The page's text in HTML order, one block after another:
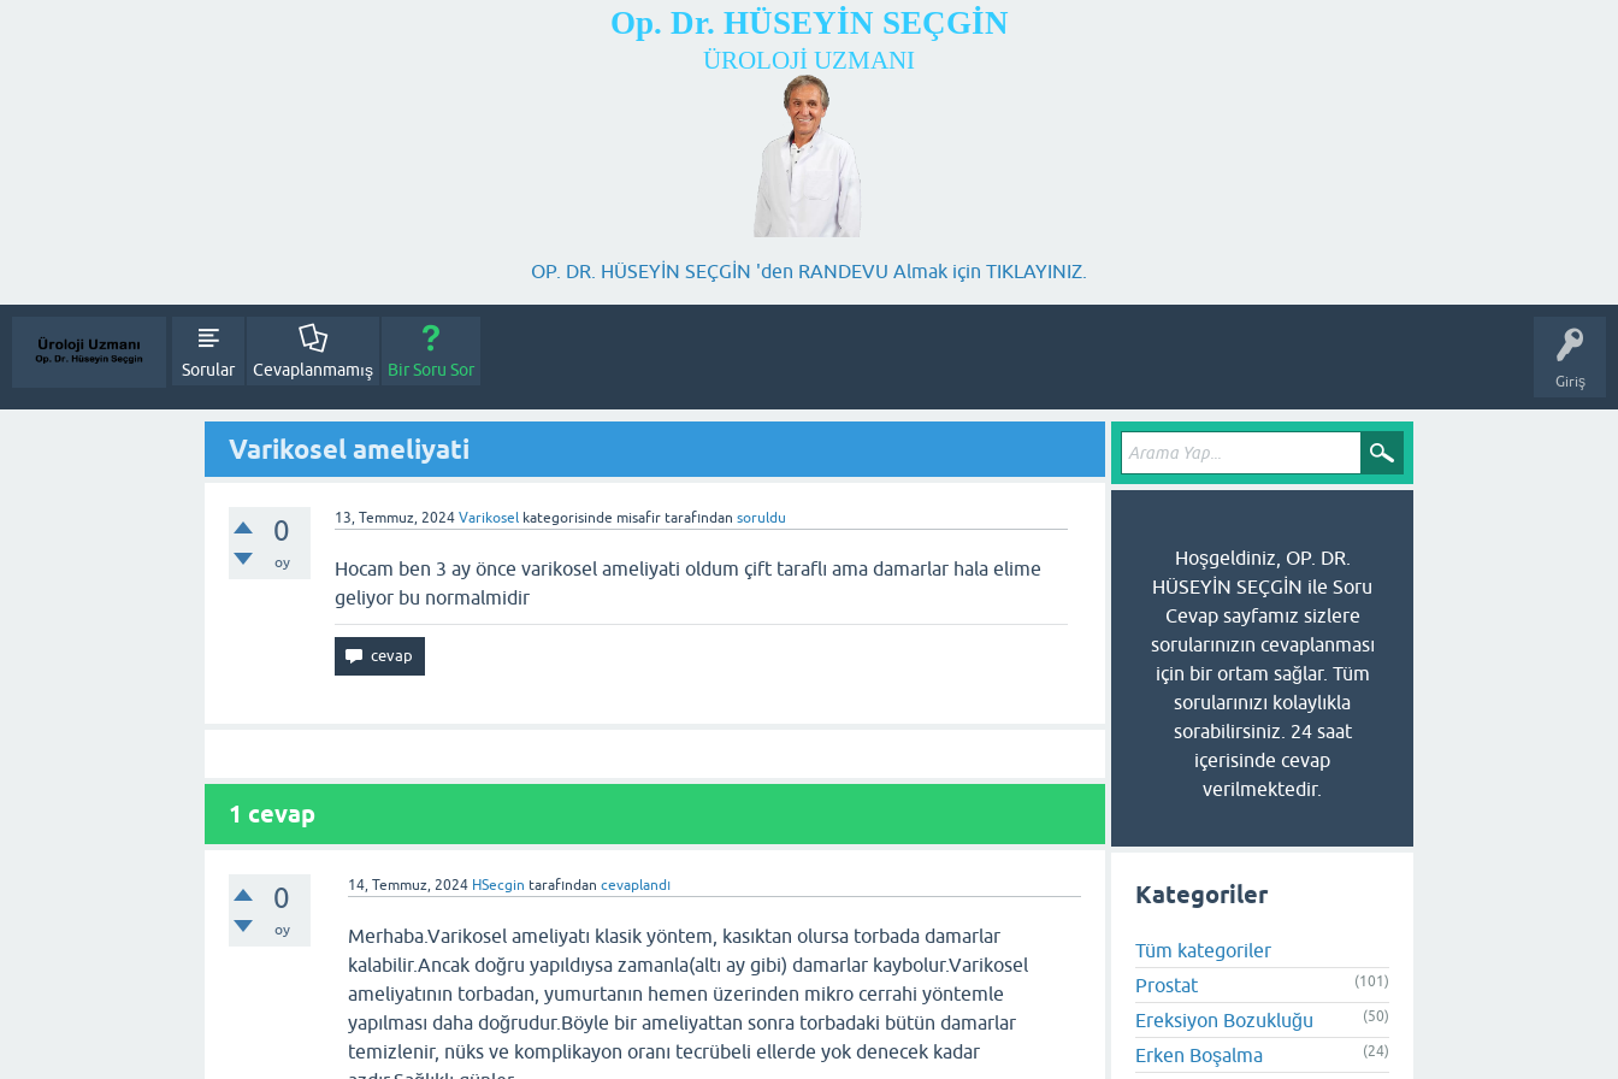
Op. Dr. HÜSEYİN SEÇGİN
ÜROLOJİ UZMANI
OP. DR. HÜSEYİN SEÇGİN 'den RANDEVU Almak için TIKLAYINIZ.
Giriş
Sorular Cevaplanmamış Bir Soru Sor
Varikosel ameliyati
0
oy
13, Temmuz, 2024 Varikosel kategorisinde misafir tarafından soruldu
Hocam ben 3 ay önce varikosel ameliyati oldum çift taraflı ama damarlar hala elime
geliyor bu normalmidir
1 cevap
0
oy
14, Temmuz, 2024 HSecgin tarafından cevaplandı
Merhaba.Varikosel ameliyatı klasik yöntem, kasıktan olursa torbada damarlar
kalabilir.Ancak doğru yapıldıysa zamanla(altı ay gibi) damarlar kaybolur.Varikosel
ameliyatının torbadan, yumurtanın hemen üzerinden mikro cerrahi yöntemle
yapılması daha doğrudur.Böyle bir ameliyattan sonra torbadaki bütün damarlar
temizlenir, nüks ve komplikayon oranı tecrübeli ellerde yok denecek kadar
Hoşgeldiniz, OP. DR.
HÜSEYİN SEÇGİN ile Soru
Cevap sayfamız sizlere
sorularınızın cevaplanması
için bir ortam sağlar. Tüm
sorularınızı kolaylıkla
sorabilirsiniz. 24 saat
içerisinde cevap
verilmektedir.
Kategoriler
Tüm kategoriler
Prostat
(101)
Ereksiyon Bozukluğu (50)
Erken Boşalma (24)